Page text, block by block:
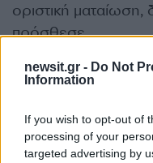
newsit.gr - Do Not
Information
If you wish to opt-out of
processing of your
targeted advertising by
οριστική ματαίωση,
πρόσθεσε.